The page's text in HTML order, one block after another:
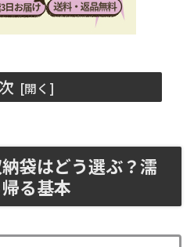
袋はどう選ぶ？濡
る基本